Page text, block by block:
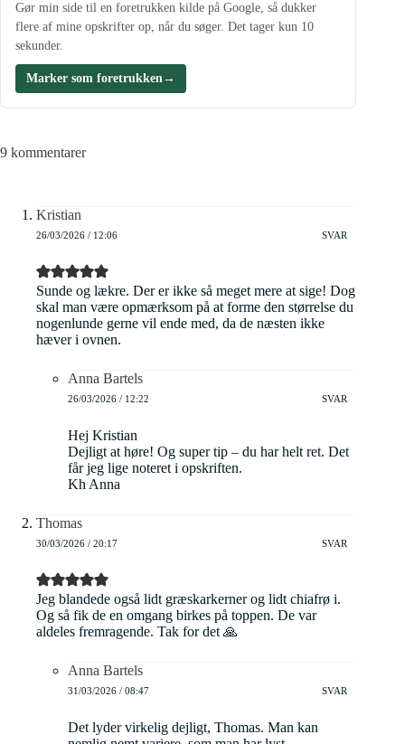
Gør min side til en foretrukken kilde på Google, så dukker
flere af mine opskrifter op, når du søger. Det tager kun 10
sekunder.
Marker som foretrukken→
9 kommentarer
Kristian
26/03/2026 / 12:06 SVAR
Sunde og lækre. Der er ikke så meget mere at sige! Dog
skal man være opmærksom på at forme den størrelse du
nogenlunde gerne vil ende med, da de næsten ikke
hæver i ovnen.
Anna Bartels
26/03/2026 / 12:22 SVAR
Hej Kristian
Dejligt at høre! Og super tip – du har helt ret. Det
får jeg lige noteret i opskriften.
Kh Anna
Thomas
30/03/2026 / 20:17 SVAR
Jeg blandede også lidt græskarkerner og lidt chiafrø i.
Og så fik de en omgang birkes på toppen. De var
aldeles fremragende. Tak for det 🙏
Anna Bartels
31/03/2026 / 08:47 SVAR
Det lyder virkelig dejligt, Thomas. Man kan